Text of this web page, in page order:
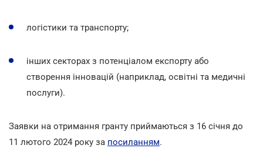
логістики та транспорту;
інших секторах з потенціалом експорту або
створення інновацій (наприклад, освітні та медичні
послуги).
Заявки на отримання гранту приймаються з 16 січня до
11 лютого 2024 року за посиланням.